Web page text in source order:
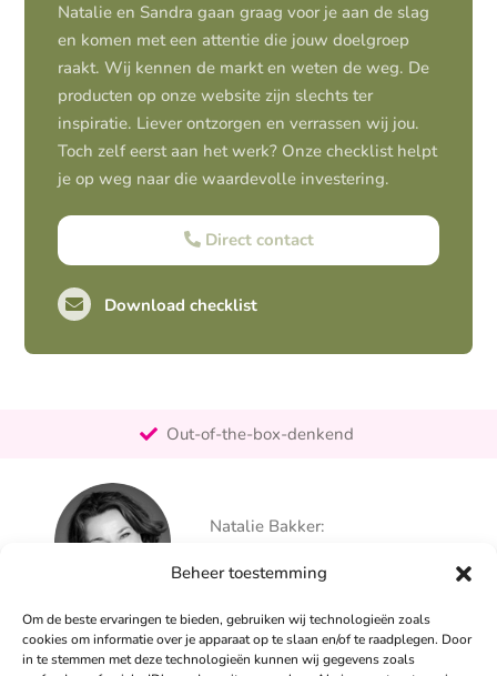
Beheer toestemming
Om de beste ervaringen te bieden, gebruiken wij technologieën zoals
cookies om informatie over je apparaat op te slaan en/of te raadplegen. Door
in te stemmen met deze technologieën kunnen wij gegevens zoals
Natalie en Sandra gaan graag voor je aan de slag
en komen met een attentie die jouw doelgroep
raakt. Wij kennen de markt en weten de weg. De
producten op onze website zijn slechts ter
inspiratie. Liever ontzorgen en verrassen wij jou.
Toch zelf eerst aan het werk? Onze checklist helpt
je op weg naar die waardevolle investering.
Direct contact
Download checklist
Out-of-the-box-denkend
Persoonlijk
Natalie Bakker:
info@alertpromotie.nl
Sandra Peters: